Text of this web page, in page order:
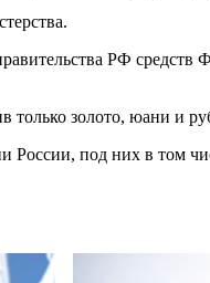
РФ
золото, юани и
России, под них в том